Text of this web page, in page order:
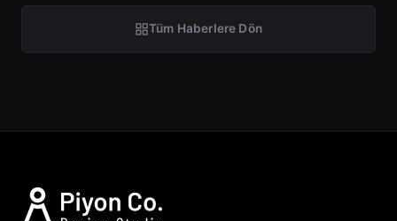
Tüm Haberlere Dön